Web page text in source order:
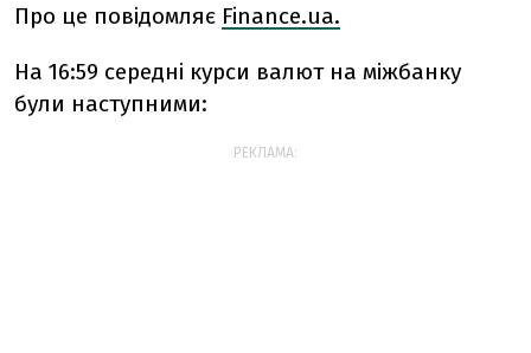
Про це повідомляє Finance.ua.
На 16:59 середні курси валют на міжбанку
були наступними:
РЕКЛАМА: